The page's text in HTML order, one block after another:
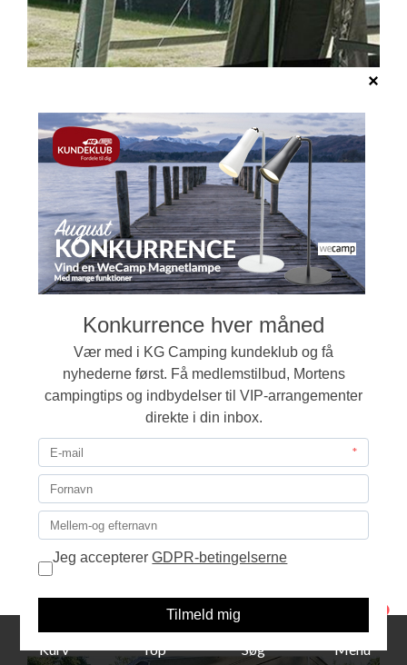
Frontsolsejl Atlas Læside Dawn Højre
1.718,00
DKK
+
+
Kurv Top Søg Menu